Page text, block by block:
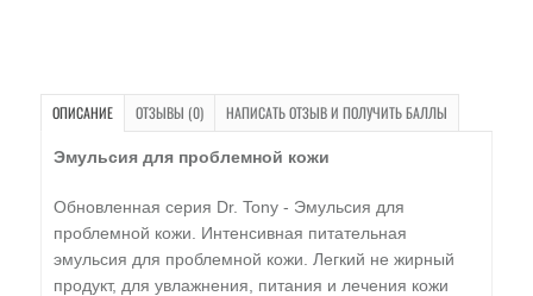
ОПИСАНИЕ ОТЗЫВЫ (0) НАПИСАТЬ ОТЗЫВ И ПОЛУЧИТЬ БАЛЛЫ
Эмульсия для проблемной кожи
Обновленная серия Dr. Tony - Эмульсия для
проблемной кожи. Интенсивная питательная
эмульсия для проблемной кожи. Легкий не жирный
продукт, для увлажнения, питания и лечения кожи